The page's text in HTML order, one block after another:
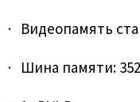
· Видеопамять
· Шина памяти: